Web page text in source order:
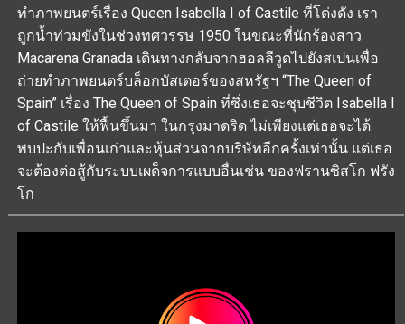
ทำภาพยนตร์เรื่อง Queen Isabella I of Castile ที่โด่งดัง เรา
ถูกน้ำท่วมขังในช่วงทศวรรษ 1950 ในขณะที่นักร้องสาว
Macarena Granada เดินทางกลับจากฮอลลีวูดไปยังสเปนเพื่อ
ถ่ายทำภาพยนตร์บล็อกบัสเตอร์ของสหรัฐฯ “The Queen of
Spain” เรื่อง The Queen of Spain ที่ซึ่งเธอจะชุบชีวิต Isabella I
of Castile ให้ฟื้นขึ้นมา ในกรุงมาดริด ไม่เพียงแต่เธอจะได้
พบปะกับเพื่อนเก่าและหุ้นส่วนจากบริษัทอีกครั้งเท่านั้น แต่เธอ
จะต้องต่อสู้กับระบบเผด็จการแบบอื่นเช่น ของฟรานซิสโก ฟรัง
โก